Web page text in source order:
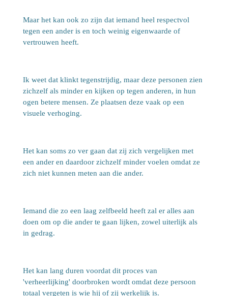
Maar het kan ook zo zijn dat iemand heel respectvol
tegen een ander is en toch weinig eigenwaarde of
vertrouwen heeft.
Ik weet dat klinkt tegenstrijdig, maar deze personen zien
zichzelf als minder en kijken op tegen anderen, in hun
ogen betere mensen. Ze plaatsen deze vaak op een
visuele verhoging.
Het kan soms zo ver gaan dat zij zich vergelijken met
een ander en daardoor zichzelf minder voelen omdat ze
zich niet kunnen meten aan die ander.
Iemand die zo een laag zelfbeeld heeft zal er alles aan
doen om op die ander te gaan lijken, zowel uiterlijk als
in gedrag.
Het kan lang duren voordat dit proces van
'verheerlijking' doorbroken wordt omdat deze persoon
totaal vergeten is wie hij of zij werkelijk is.